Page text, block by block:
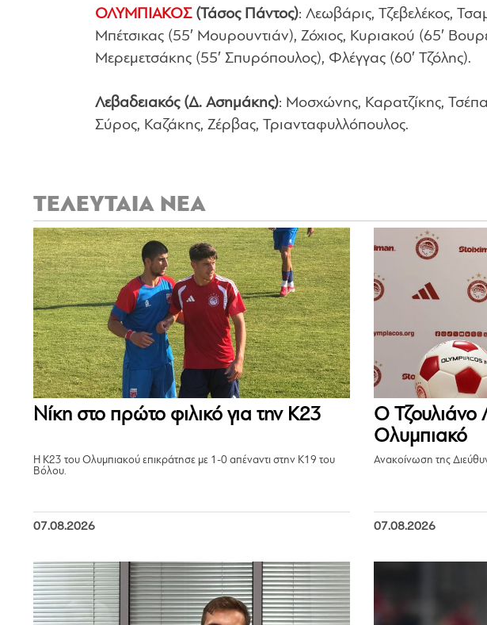
ΟΛΥΜΠΙΑΚΟΣ(Τάσος Πάντος): Λεωβάρις, Τζεβελέκος,
Μπέτσικας (55′ Μουρουντιάν), Ζόχιος, Κυριακού (65′
Μερεμετσάκης (55′ Σπυρόπουλος), Φλέγγας (60′ Τζόλης).
Λεβαδειακός (Δ. Ασημάκης): Μοσχώνης, Καρατζίκης,
Σύρος, Καζάκης, Ζέρβας, Τριανταφυλλόπουλος.
ΤΕΛΕΥΤΑΙΑ ΝΕΑ
Νίκη στο πρώτο φιλικό για την Κ23
Η Κ23 του Ολυμπιακού επικράτησε με 1-0 απέναντι στην Κ19 του
Βόλου.
07.08.2026
Ο Τζουλιάνο
Ολυμπιακό
Ανακοίνωση της
07.08.2026